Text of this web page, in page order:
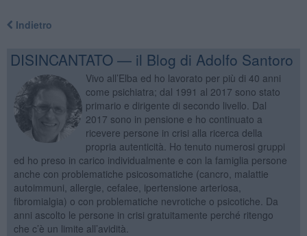
Indietro
DISINCANTATO — il Blog di Adolfo Santoro
Vivo all’Elba ed ho lavorato per più di 40 anni
come psichiatra; dal 1991 al 2017 sono stato
primario e dirigente di secondo livello. Dal
2017 sono in pensione e ho continuato a
ricevere persone in crisi alla ricerca della
propria autenticità. Ho tenuto numerosi gruppi
ed ho preso in carico individualmente e con la famiglia persone
anche con problematiche psicosomatiche (cancro, malattie
autoimmuni, allergie, cefalee, ipertensione arteriosa,
fibromialgia) o con problematiche nevrotiche o psicotiche. Da
anni ascolto le persone in crisi gratuitamente perché ritengo
che c’è un limite all’avidità.